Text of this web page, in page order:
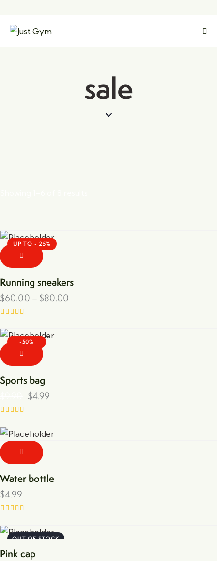
sale
UP TO - 25%
Running sneakers
$60.00 – $80.00
5.00
out of 5
-50%
Sports bag
$4.99
4.00
out of 5
Water bottle
$4.99
5.00
out of 5
OUT OF STOCK
Pink cap